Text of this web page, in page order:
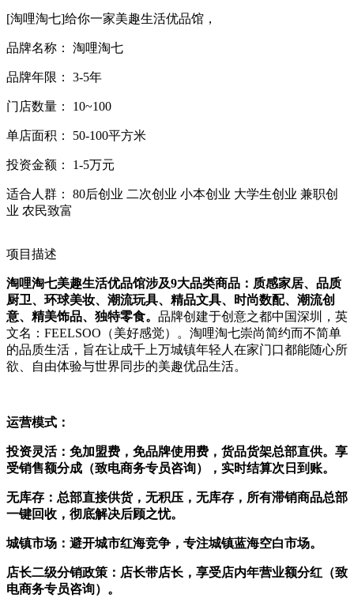
[淘哩淘七]给你一家美趣生活优品馆，
品牌名称： 淘哩淘七
品牌年限： 3-5年
门店数量： 10~100
单店面积： 50-100平方米
投资金额： 1-5万元
适合人群： 80后创业 二次创业 小本创业 大学生创业 兼职创
业 农民致富
项目描述
淘哩淘七美趣生活优品馆涉及9大品类商品：质感家居、品质
厨卫、环球美妆、潮流玩具、精品文具、时尚数配、潮流创
意、精美饰品、独特零食。 品牌创建于创意之都中国深圳，英
文名：FEELSOO（美好感觉）。淘哩淘七崇尚简约而不简单
的品质生活，旨在让成千上万城镇年轻人在家门口都能随心所
欲、自由体验与世界同步的美趣优品生活。
运营模式：
投资灵活： 免加盟费，免品牌使用费，货品货架总部直供。享
受销售额分成（致电商务专员咨询），实时结算次日到账。
无库存： 总部直接供货，无积压，无库存，所有滞销商品总部
一键回收，彻底解决后顾之忧。
城镇市场 ： 避开城市红海竞争，专注城镇蓝海空白市场。
店长二级分销政策： 店长带店长，享受店内年营业额分红 （致
电商务专员咨询） 。